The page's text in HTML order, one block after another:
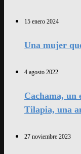
15 enero 2024
Una mujer
4 agosto 2022
Cachama, un
Tilapia, una
27 noviembre 2023